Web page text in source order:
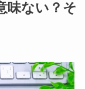
味ない？そ